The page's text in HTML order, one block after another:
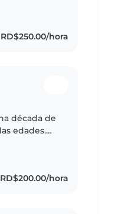
RD$250.00/hora
década de
edades.
RD$200.00/hora